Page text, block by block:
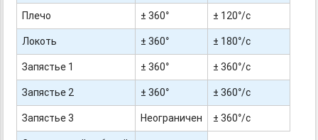
Плечо
± 360°
± 120°/с
Локоть
± 360°
± 180°/с
Запястье 1
± 360°
± 360°/с
Запястье 2
± 360°
± 360°/с
Запястье 3
Неограничен
± 360°/с